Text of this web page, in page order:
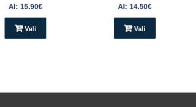
Al: 15.90€
Vali
Al: 14.50€
Vali